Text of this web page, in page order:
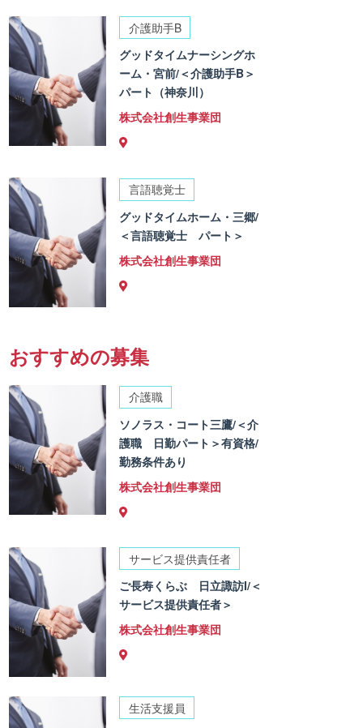
介護助手B
グッドタイムナーシングホ
ーム・宮前/＜介護助手B＞
パート（神奈川）
株式会社創生事業団
言語聴覚士
グッドタイムホーム・三郷/
＜言語聴覚士 パート＞
株式会社創生事業団
おすすめの募集
介護職
ソノラス・コート三鷹/＜介
護職 日勤パート＞有資格/
勤務条件あり
株式会社創生事業団
サービス提供責任者
ご長寿くらぶ 日立諏訪I/＜
サービス提供責任者＞
株式会社創生事業団
生活支援員